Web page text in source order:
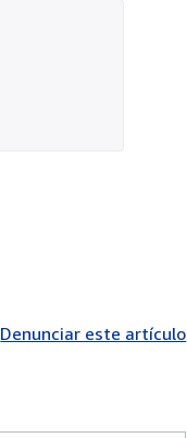
Denunciar este artículo